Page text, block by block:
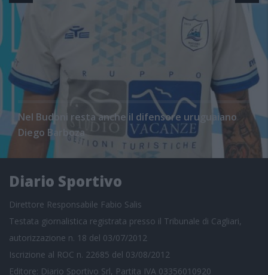
Nel Budoni resta anche il difensore uruguaiano
Diego Barboza
Diario Sportivo
Direttore Responsabile Fabio Salis
Testata giornalistica registrata presso il Tribunale di Cagliari,
autorizzazione n. 18 del 03/07/2012
Iscrizione al ROC n. 22685 del 03/08/2012
Editore: Diario Sportivo Srl, Partita IVA 03356010920